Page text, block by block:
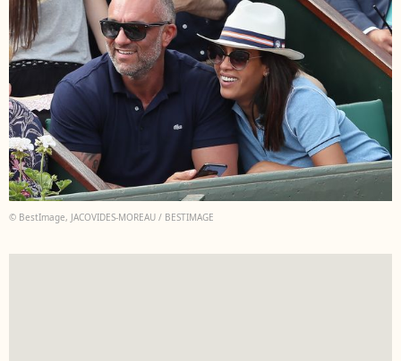
© BestImage, JACOVIDES-MOREAU / BESTIMAGE